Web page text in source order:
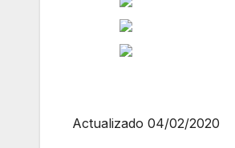
Actualizado 04/02/2020